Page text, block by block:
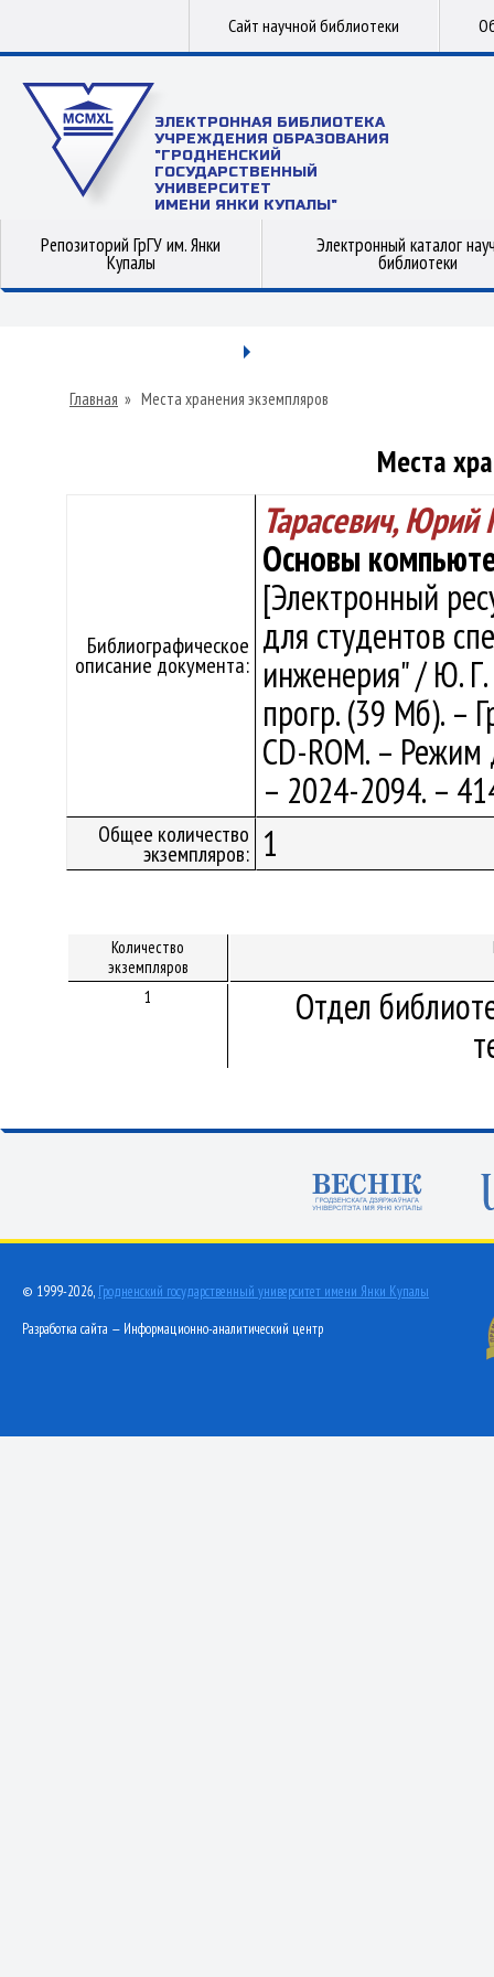
Сайт научной библиотеки
ЭЛЕКТРОННАЯ БИБЛИОТЕКА
УЧРЕЖДЕНИЯ ОБРАЗОВАНИЯ
"ГРОДНЕНСКИЙ
ГОСУДАРСТВЕННЫЙ
УНИВЕРСИТЕТ
ИМЕНИ ЯНКИ КУПАЛЫ"
Репозиторий ГрГУ им. Янки
Купалы
Электронный каталог
библиотеки
Главная » Места хранения экземпляров
Места
Библиографическое
описание документа:
Тарасевич, Юрий
Основы
[Электронный
для студентов
инженерия" / Ю. Г.
прогр. (39 Мб). –
CD-ROM. –
– 2024-2094. –
Общее количество
экземпляров: 1
Количество
экземпляров
1
Отдел
© 1999-2026, Гродненский государственный университет имени Янки Купалы
Разработка сайта — Информационно-аналитический центр